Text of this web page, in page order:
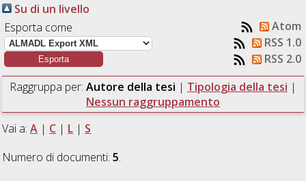
Su di un livello
Esporta come
Atom
RSS 1.0
RSS 2.0
Raggruppa per: Autore della tesi | Tipologia della tesi |
Nessun raggruppamento
Vai a:A | C | L | S
Numero di documenti:5.